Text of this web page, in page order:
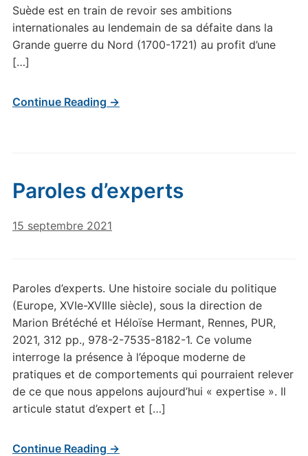
Suède est en train de revoir ses ambitions
internationales au lendemain de sa défaite dans la
Grande guerre du Nord (1700-1721) au profit d’une
[…]
Continue Reading →
Paroles d’experts
15 septembre 2021
Paroles d’experts. Une histoire sociale du politique
(Europe, XVIe-XVIIIe siècle), sous la direction de
Marion Brétéché et Héloïse Hermant, Rennes, PUR,
2021, 312 pp., 978-2-7535-8182-1. Ce volume
interroge la présence à l’époque moderne de
pratiques et de comportements qui pourraient relever
de ce que nous appelons aujourd’hui « expertise ». Il
articule statut d’expert et […]
Continue Reading →